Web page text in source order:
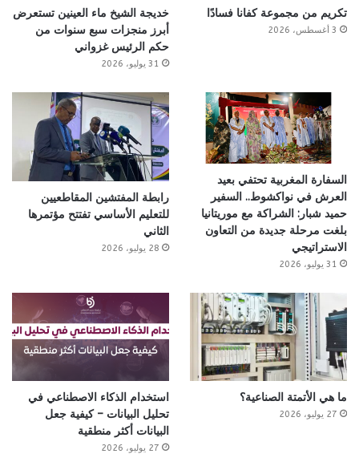
تكريم من مجموعة كفانا فسادًا
3 أغسطس، 2026
خديجة الشيخ ماء العينين تستعرض
أبرز منجزات سبع سنوات من
حكم الرئيس غزواني
31 يوليو، 2026
السفارة المغربية تحتفي بعيد
العرش في نواكشوط.. السفير
حميد شبار: الشراكة مع موريتانيا
بلغت مرحلة جديدة من التعاون
الاستراتيجي
31 يوليو، 2026
رابطة المفتشين المقاطعيين
للتعليم الأساسي تفتتح مؤتمرها
الثاني
28 يوليو، 2026
ما هي الأتمتة الصناعية؟
27 يوليو، 2026
استخدام الذكاء الاصطناعي في
تحليل البيانات – كيفية جعل
البيانات أكثر منطقية
27 يوليو، 2026